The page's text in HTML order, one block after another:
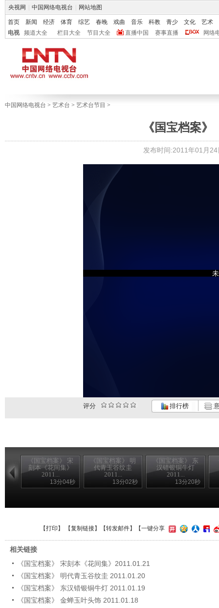
央视网 中国网络电视台 网站地图
首页 新闻 经济 体育 综艺 春晚 戏曲 音乐 科教 青少 文化
艺术
电视
频道大全 栏目大全 节目大全 直播中国 赛事直播 网络
中国网络电视台 > 艺术台 > 艺术台节目 >
《国宝档案》
发布时间:2011年01月
评分 排行榜
《国宝档案》 宋
刻本《花间集》
2011...
13分04秒
《国宝档案》 明
代青玉谷纹圭
2011...
13分02秒
《国宝档案》 东
汉错银铜牛灯
2011...
13分20秒
【打印 】 【复制链接】【转发邮件】 【一键分享
相关链接
《国宝档案》 宋刻本《花间集》2011.01.21
《国宝档案》 明代青玉谷纹圭 2011.01.20
《国宝档案》 东汉错银铜牛灯 2011.01.19
《国宝档案》 金蝉玉叶头饰 2011.01.18